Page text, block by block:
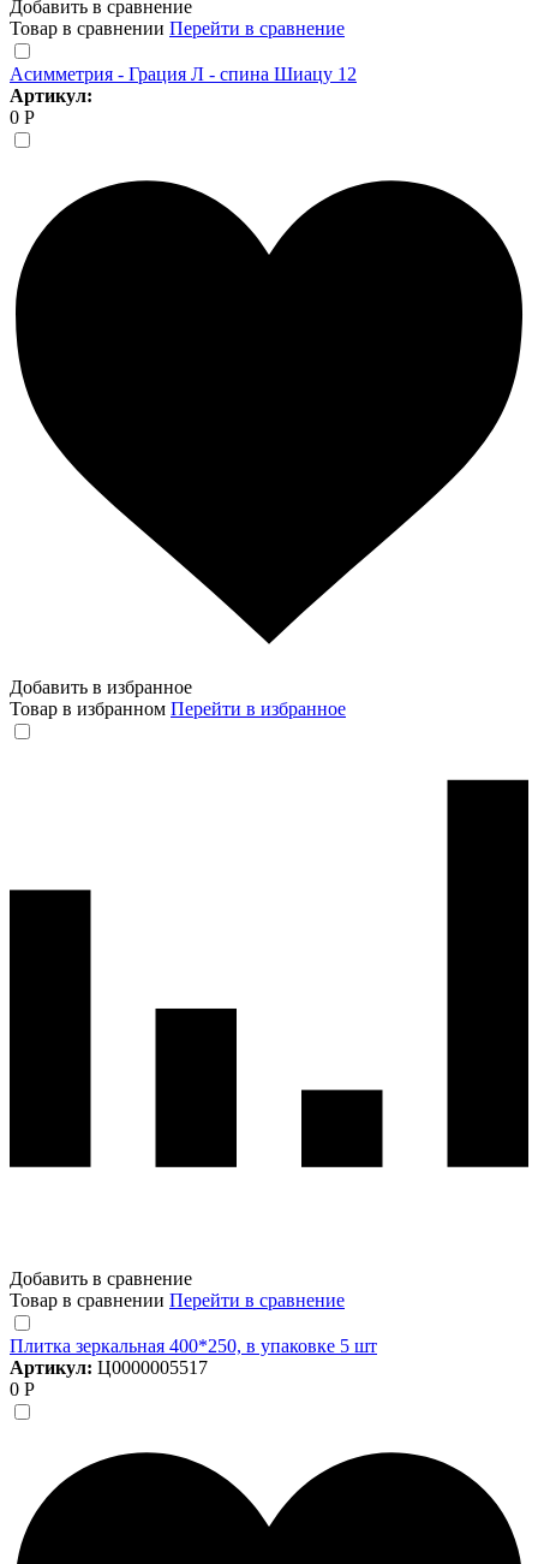
Добавить в сравнение
Товар в сравнении Перейти в сравнение
Асимметрия - Грация Л - спина Шиацу 12
Артикул:
0 Р
Добавить в избранное
Товар в избранном Перейти в избранное
Добавить в сравнение
Товар в сравнении Перейти в сравнение
Плитка зеркальная 400*250, в упаковке 5 шт
Артикул: Ц0000005517
0 Р